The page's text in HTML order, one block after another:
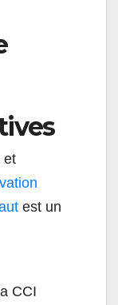
et
est un
CCI